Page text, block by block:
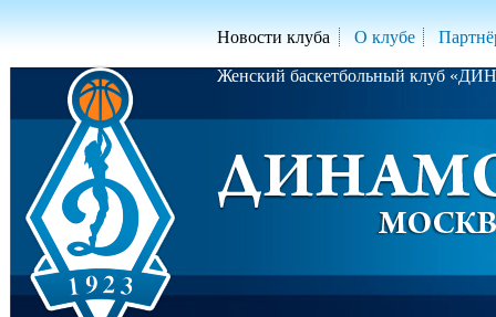
Новости клуба О клубе
Женский баскетбольный клуб